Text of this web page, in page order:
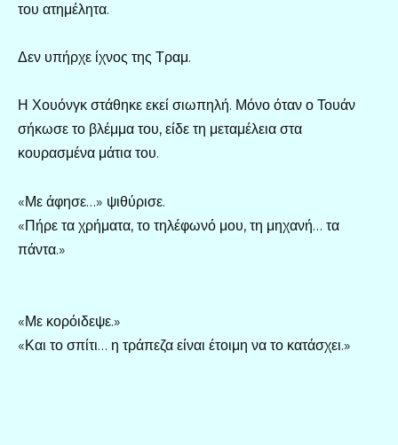
του ατημέλητα.
Δεν υπήρχε ίχνος της Τραμ.
Η Χουόνγκ στάθηκε εκεί σιωπηλή. Μόνο όταν ο Τουάν
σήκωσε το βλέμμα του, είδε τη μεταμέλεια στα
κουρασμένα μάτια του.
«Με άφησε…» ψιθύρισε.
«Πήρε τα χρήματα, το τηλέφωνό μου, τη μηχανή… τα
πάντα.»
«Με κορόιδεψε.»
«Και το σπίτι… η τράπεζα είναι έτοιμη να το κατάσχει.»